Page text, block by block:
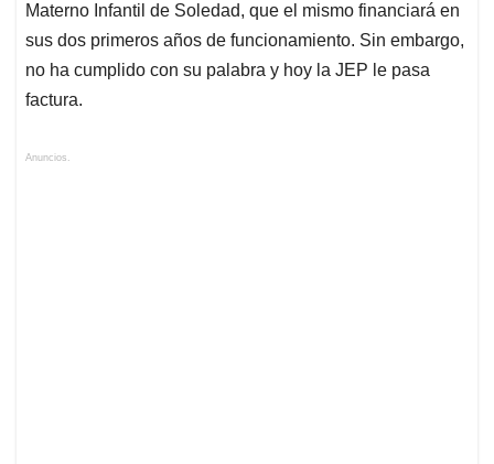
Materno Infantil de Soledad, que el mismo financiará en
sus dos primeros años de funcionamiento. Sin embargo,
no ha cumplido con su palabra y hoy la JEP le pasa
factura.
Anuncios.